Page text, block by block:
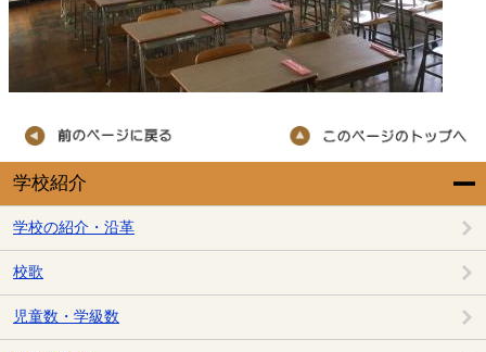
学校紹介
学校の紹介・沿革
校歌
児童数・学級数